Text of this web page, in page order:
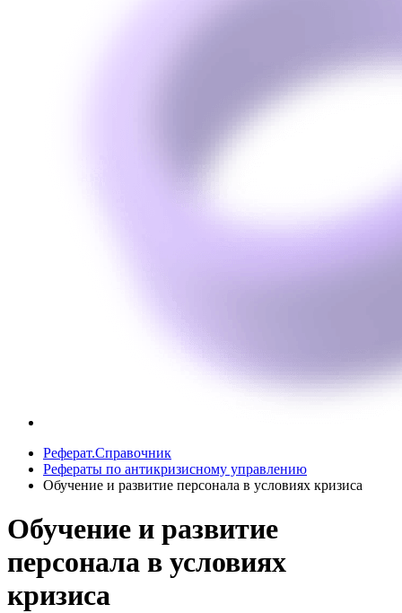
Реферат.Справочник
Рефераты по антикризисному управлению
Обучение и развитие персонала в условиях кризиса
Обучение и развитие
персонала в условиях
кризиса